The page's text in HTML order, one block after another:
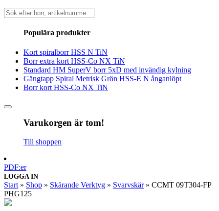
Sök
efter:
Populära produkter
Kort spiralborr HSS N TiN
Borr extra kort HSS-Co NX TiN
Standard HM SuperV borr 5xD med invändig kylning
Gängtapp Spiral Metrisk Grön HSS-E N ånganlöpt
Borr kort HSS-Co NX TiN
Varukorgen är tom!
Till shoppen
PDF:er
LOGGA IN
Start » Shop » Skärande Verktyg » Svarvskär» CCMT 09T304-FP
PHG125